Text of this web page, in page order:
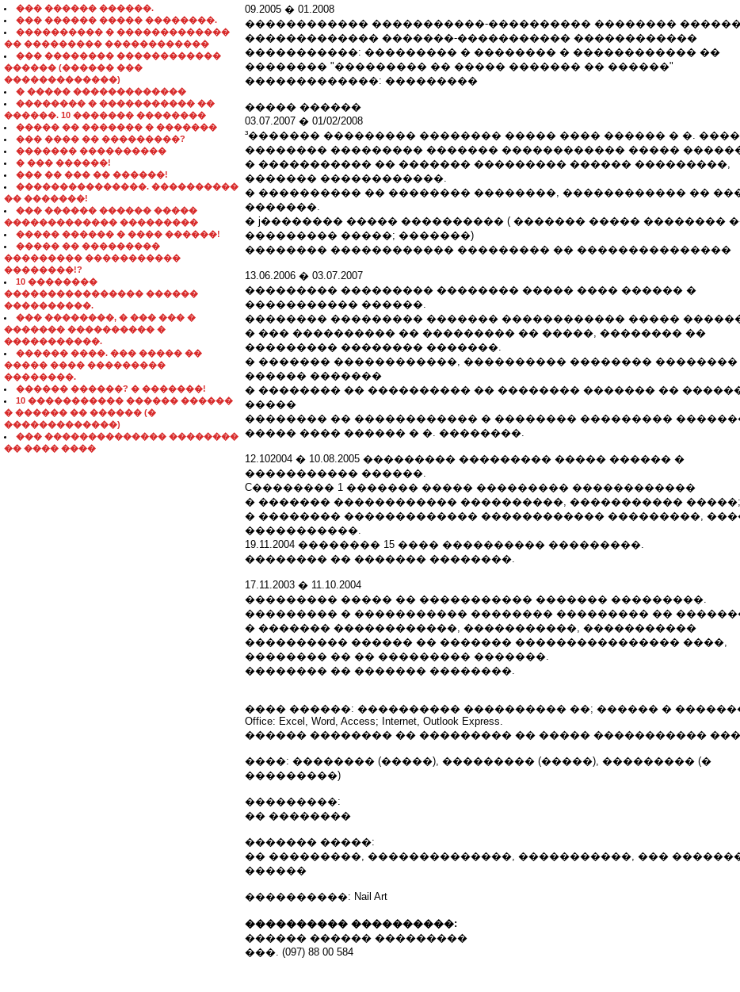
��� ������ ������.
��� ������ ����� ��������.
���������� � �������������
�� ��������� ������������
��� �������� ������������
������ (������ ���
�������������)
� ����� �������������
�������� � ����������� ��
������. 10 ������� ��������
����� �� ������� � �������
��� ���� �� ���������?
������� ����������
� ��� ������!
��� �� ��� �� ������!
���������������. ����������
�� �������!
��� ������ ������ �����
������������� ���������
����� ������ � ���� ������!
����� �� ���������
��������� �����������
��������!?
10 ��������
���������������� ������
����������.
��� ��������, � ��� ��� �
������� ���������� �
�����������.
������ ����. ��� ����� ��
����� ���� ���������
��������.
������ ������? � �������!
10 ����������� ������ ������
� ������ �� ������ (�
�������������)
��� �������������� ��������
�� ���� ����
09.2005 � 01.2008
������������ �����������-���������� ��������
������������� �������-����������� ������������
�����������: ��������� � �������� � ������������ ��
�������� "��������� �� ����� ������� �� ������"
�������������: ���������
����� ������
03.07.2007 � 01/02/2008
³������� ��������� �������� ����� ���� ������ � �.
�������� ��������� ������� ������������ �����
� ����������� �� ������� ��������� ������ ���������,
������� ������������.
� ���������� �� �������� ��������, ������������ ��
�������.
� ϳ�������� ����� ���������� ( ������� ����� ��������
��������� �����; �������)
�������� ������������ ��������� �� ���������������
13.06.2006 � 03.07.2007
��������� ��������� �������� ����� ���� ������ �
����������� ������.
�������� ��������� ������� ������������ �����
� ��� ���������� �� ��������� �� �����, �������� ��
��������� �������� �������.
� ������� ������������, ���������� �������� ��������
������ �������
� �������� �� ���������� �� �������� ������� ��
�����
�������� �� ������������ � �������� ���������
����� ���� ������ � �. ��������.
12.102004 � 10.08.2005 ��������� ��������� ����� ������ �
����������� ������.
C�������� 1 ������� ����� ��������� ������������
� ������� ������������ ����������, ����������� �����;
� �������� ������������� ������������ ���������,
�����������.
19.11.2004 �������� 15 ���� ���������� ���������.
�������� �� ������� ��������.
17.11.2003 � 11.10.2004
��������� ����� �� ����������� ������� ���������.
��������� � ����������� �������� ��������� ��
� ������� ������������, �����������, �����������
���������� ������ �� ������� ���������������� ����,
�������� �� �� ��������� �������.
�������� �� ������� ��������.
���� ������: ���������� ���������� ��; ������ � �������
Office: Excel, Word, Access; Internet, Outlook Express.
������ �������� �� ��������� �� ����� �����������
����: �������� (�����), ��������� (�����), ��������� (�
���������)
���������:
�� ��������
������� �����:
�� ���������, ��������������, �����������, ���
������
����������: Nail Art
���������� ����������:
������ ������ ���������
���. (097) 88 00 584